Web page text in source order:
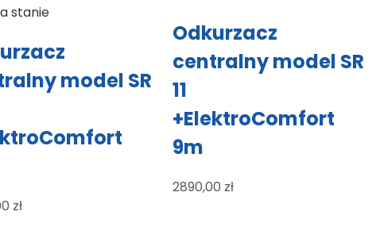
stanie
model SR
zł
Odkurzacz
centralny model SR
11
+ElektroComfort
9m
2890,00 zł